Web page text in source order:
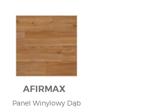
AFIRMAX
Panel Winylowy Dąb